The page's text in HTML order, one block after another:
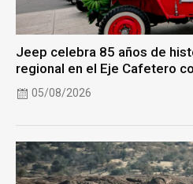
Jeep celebra 85 años de
regional en el Eje Cafetero
05/08/2026